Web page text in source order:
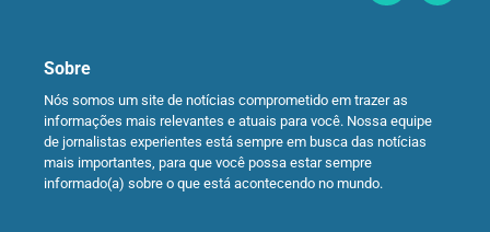
Sobre
Nós somos um site de notícias comprometido em trazer as
informações mais relevantes e atuais para você. Nossa equipe
de jornalistas experientes está sempre em busca das notícias
mais importantes, para que você possa estar sempre
informado(a) sobre o que está acontecendo no mundo.